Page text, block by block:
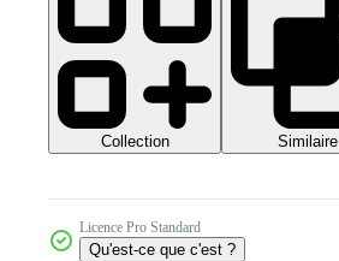
Collection Similaire
Licence Pro Standard
Qu'est-ce que c'est ?